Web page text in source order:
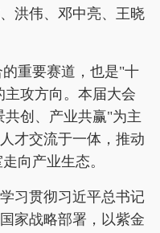
洪伟、邓中亮、王晓
重要赛道，也是"十
攻方向。本届大会
共创、产业共赢"为主
才交流于一体，推动
向产业生态。
习贯彻习近平总书记
家战略部署，以紫金